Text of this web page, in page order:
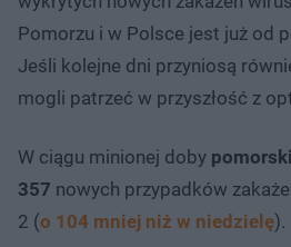
Pomorzu i w Polsce jest już od
Jeśli kolejne dni przyniosą
mogli patrzeć w przyszłość z
W ciągu minionej doby
357 nowych przypadków
2 (o 104 mniej niż w niedzielę).